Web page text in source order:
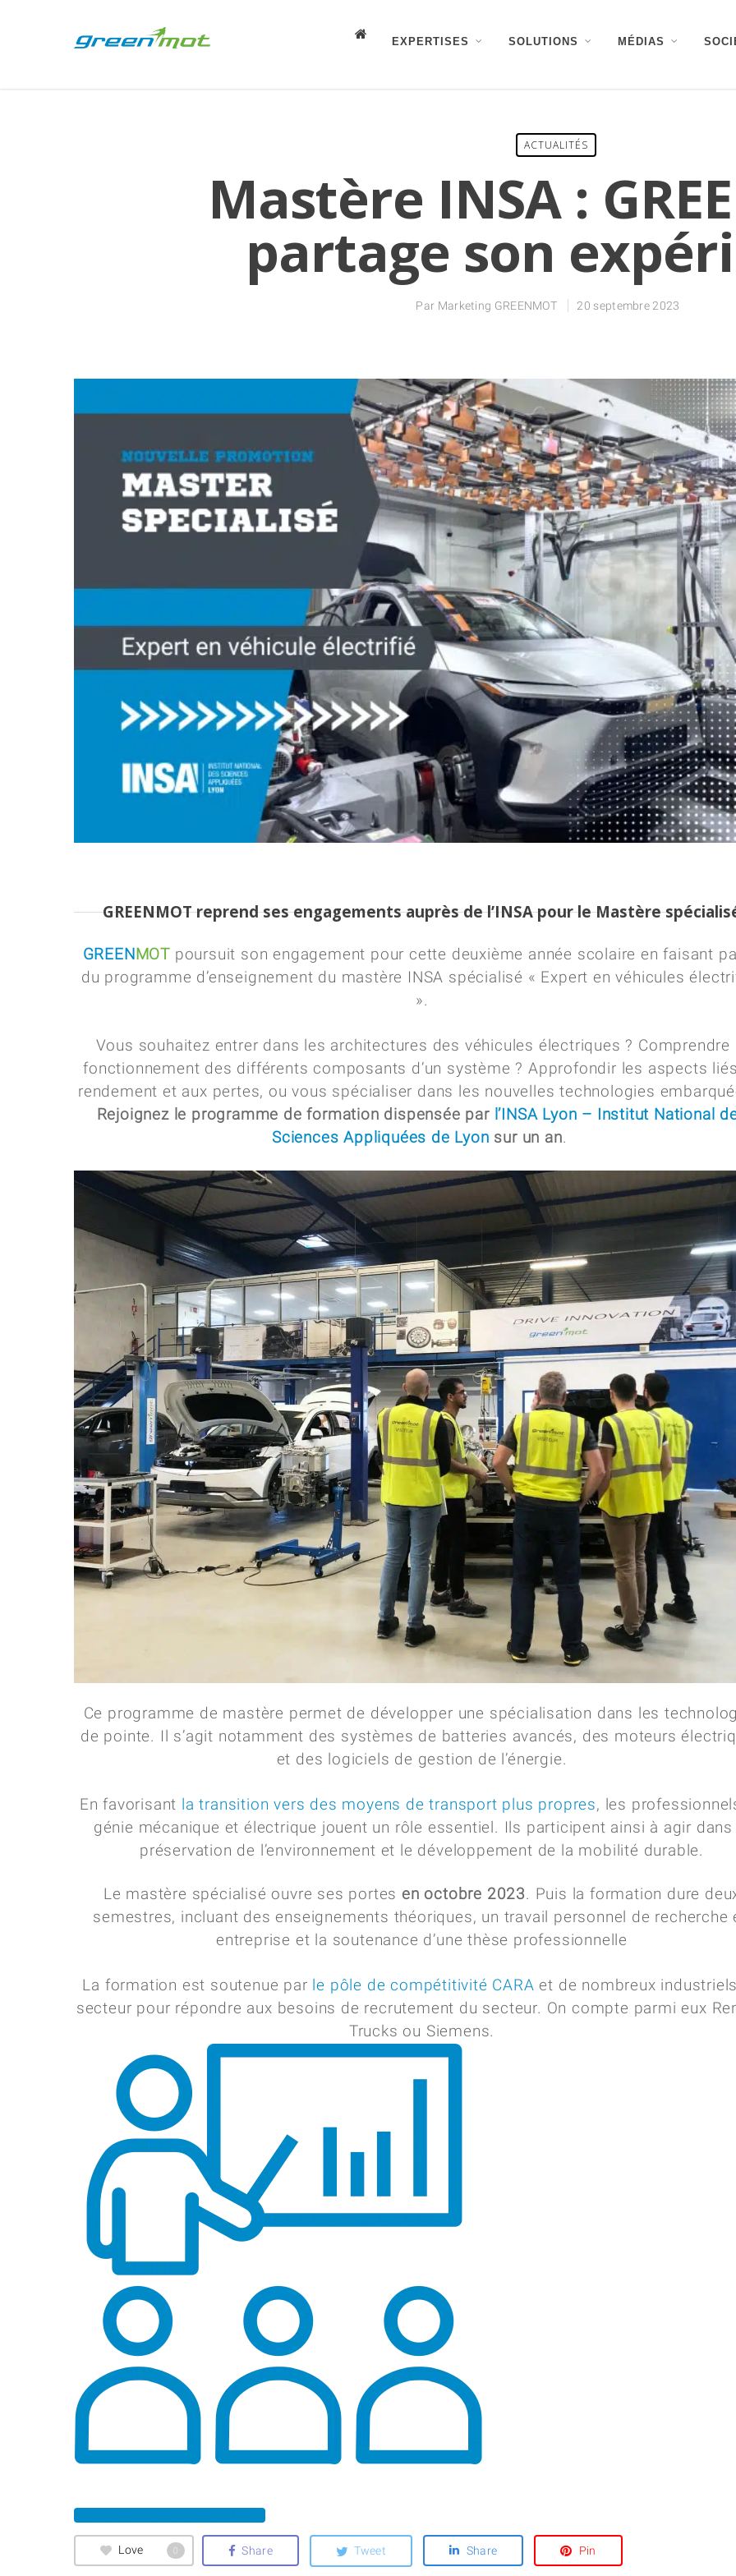
EXPERTISES SOLUTIONS MÉDIAS
ACTUALITÉS
Mastère INSA :
partage son
Par Marketing GREENMOT 20 septembre 2023
GREENMOT reprend ses engagements auprès de l’INSA pour le Mastère
GREEN MOTpoursuit son engagement pour cette deuxième année scolaire en faisant
du programme d’enseignement du mastère INSA spécialisé « Expert en véhicules
».
Vous souhaitez entrer dans les architectures des véhicules électriques ? Comprendre
fonctionnement des différents composants d’un système ? Approfondir les aspects
rendement et aux pertes, ou vous spécialiser dans les nouvelles technologies
Rejoignez le programme de formation dispensée par l’INSA Lyon – Institut National
Sciences Appliquées de Lyon sur un an.
Ce programme de mastère permet de développer une spécialisation dans les
de pointe. Il s’agit notamment des systèmes de batteries avancés, des moteurs
et des logiciels de gestion de l’énergie.
En favorisant la transition vers des moyens de transport plus propres, les
génie mécanique et électrique jouent un rôle essentiel. Ils participent ainsi à agir dans
préservation de l’environnement et le développement de la mobilité durable.
Le mastère spécialisé ouvre ses portesen octobre 2023. Puis la formation dure
semestres, incluant des enseignements théoriques, un travail personnel de recherche
entreprise et la soutenance d’une thèse professionnelle
La formation est soutenue par le pôle de compétitivité CARA et de nombreux
secteur pour répondre aux besoins de recrutement du secteur. On compte parmi eux
Trucks ou Siemens.
En savoir plus sur le site de l'INSA
Love 0 Share Tweet Share Pin